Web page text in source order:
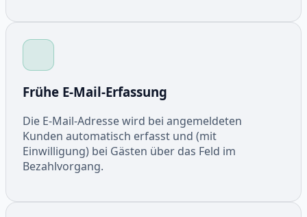
Frühe E-Mail-Erfassung
Die E-Mail-Adresse wird bei angemeldeten
Kunden automatisch erfasst und (mit
Einwilligung) bei Gästen über das Feld im
Bezahlvorgang.